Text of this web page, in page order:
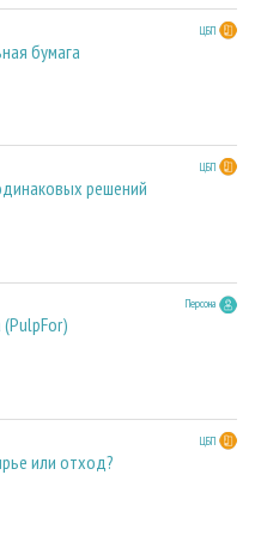
ЦБП
бумага
ЦБП
решений
Персона
ЦБП
или отход?